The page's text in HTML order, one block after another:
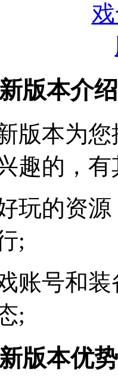
版本介绍
版本为
趣的，
玩的资
;
账号和
;
版本优势